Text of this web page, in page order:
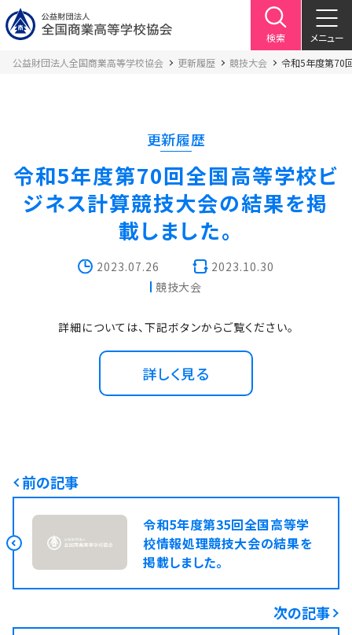
検索
メニュー
公益財団法人全国商業高等学校協会
更新履歴 競技大会 令和5年度第70
更新履歴
令和5年度第70回全国高等学校ビ
ジネス計算競技大会の結果を掲
載しました。
2023.07.26
2023.10.30
競技大会
詳細については、下記ボタンからご覧ください。
詳しく見る
前の記事
令和5年度第35回全国高等学
校情報処理競技大会の結果を
掲載しました。
次の記事